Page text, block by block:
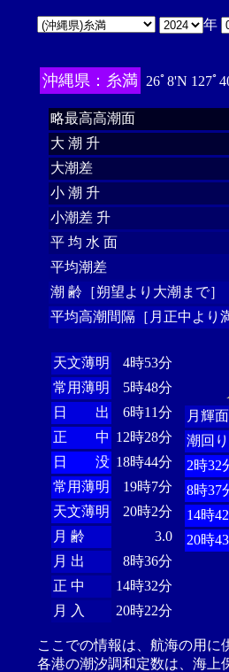
年
沖縄県：糸満 26ﾟ8'N 127ﾟ
略最高高潮面
大 潮 升
大潮差
小 潮 升
小潮差 升
平 均 水 面
平均潮差
潮 齢［朔望より大潮まで］
平均高潮間隔［月正中より
天文薄明
4時53分
常用薄明
5時48分
日 出
6時11分
正 中 12時28分
日 没 18時44分
常用薄明
19時7分
天文薄明
20時2分
月 齢
3.0
月 出
8時36分
正 中
14時32分
月 入
20時22分
月輝面
潮回り
2時32
8時37
14時
20時
ここでの情報は、航海の用
各港の潮汐調和定数は、海上